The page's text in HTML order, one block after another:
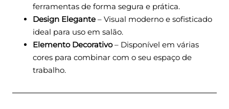
ferramentas de forma segura e prática.
Design Elegante – Visual moderno e sofisticado
ideal para uso em salão.
Elemento Decorativo– Disponível em várias
cores para combinar com o seu espaço de
trabalho.